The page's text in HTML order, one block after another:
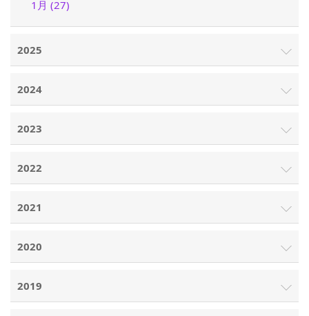
1月 (27)
2025
2024
2023
2022
2021
2020
2019